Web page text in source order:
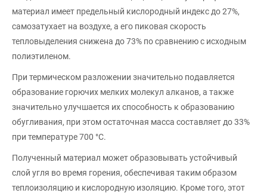
материал имеет предельный кислородный индекс до 27%,
самозатухает на воздухе, а его пиковая скорость
тепловыделения снижена до 73% по сравнению с исходным
полиэтиленом.
При термическом разложении значительно подавляется
образование горючих мелких молекул алканов, а также
значительно улучшается их способность к образованию
обугливания, при этом остаточная масса составляет до 33%
при температуре 700 °C.
Полученный материал может образовывать устойчивый
слой угля во время горения, обеспечивая таким образом
теплоизоляцию и кислородную изоляцию. Кроме того, этот